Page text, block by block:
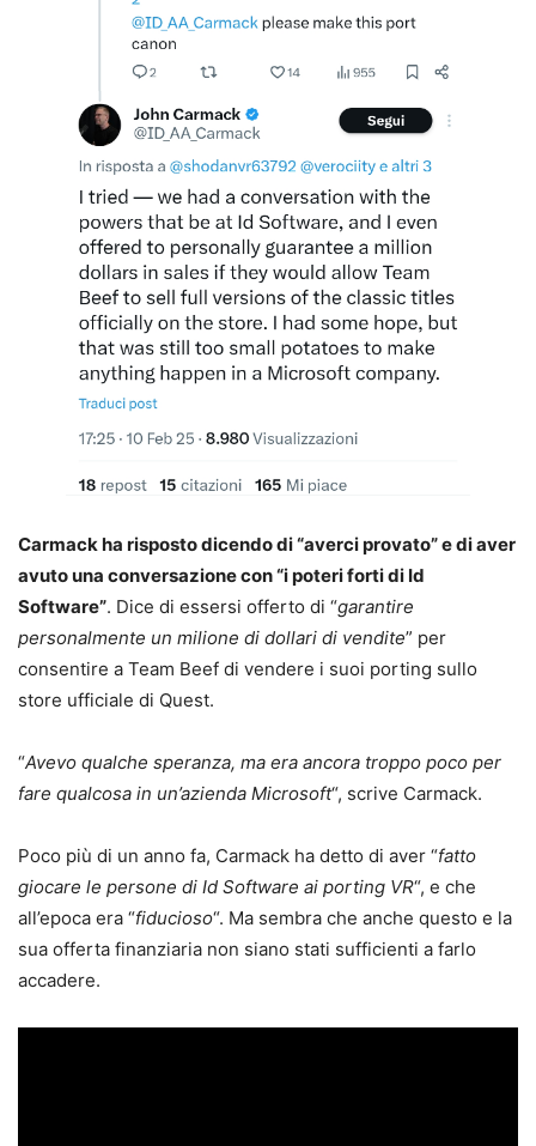
Carmack ha risposto dicendo di “averci provato” e di aver
avuto una conversazione con “i poteri forti di Id
Software”. Dice di essersi offerto di “garantire
personalmente un milione di dollari di vendite” per
consentire a Team Beef di vendere i suoi porting sullo
store ufficiale di Quest.
“Avevo qualche speranza, ma era ancora troppo poco per
fare qualcosa in un’azienda Microsoft“, scrive Carmack.
Poco più di un anno fa, Carmack ha detto di aver “fatto
giocare le persone di Id Software ai porting VR“, e che
all’epoca era “fiducioso“. Ma sembra che anche questo e la
sua offerta finanziaria non siano stati sufficienti a farlo
accadere.